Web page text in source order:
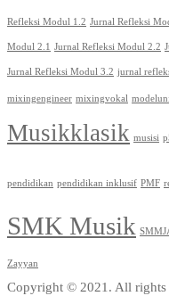
Refleksi Modul 1.2 Jurnal Refleksi
Modul 2.1 Jurnal Refleksi Modul 2.2
Jurnal Refleksi Modul 3.2 jurnal
mixingengineer mixingvokal
Musikklasik musisi
pendidikan pendidikan inklusif PMF
SMK Musik
Zayyan
Copyright © 2021. All rights